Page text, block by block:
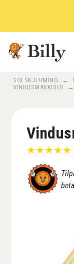
SOLSKJERMING →
VINDUSMARKISER
→
★★★★★